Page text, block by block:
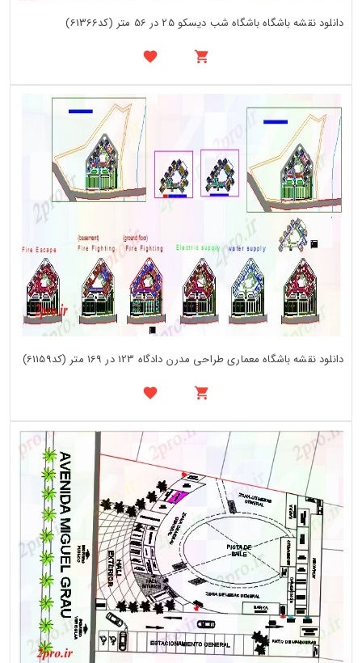
دانلود نقشه باشگاه باشگاه شب دیسکو 25 در 56 متر (کد61366)
دانلود نقشه باشگاه معماری طراحی مدرن دادگاه 123 در 169 متر (کد61159)